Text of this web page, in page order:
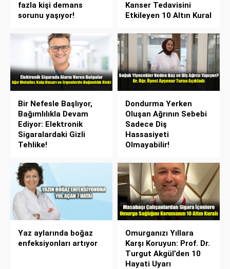
fazla kişi demans
sorunu yaşıyor!
Kanser Tedavisini
Etkileyen 10 Altın Kural
Bir Nefesle Başlıyor,
Bağımlılıkla Devam
Ediyor: Elektronik
Sigaralardaki Gizli
Tehlike!
Dondurma Yerken
Oluşan Ağrının Sebebi
Sadece Diş
Hassasiyeti
Olmayabilir!
Yaz aylarında boğaz
enfeksiyonları artıyor
Omurganızı Yıllara
Karşı Koruyun: Prof. Dr.
Turgut Akgül’den 10
Hayati Uyarı